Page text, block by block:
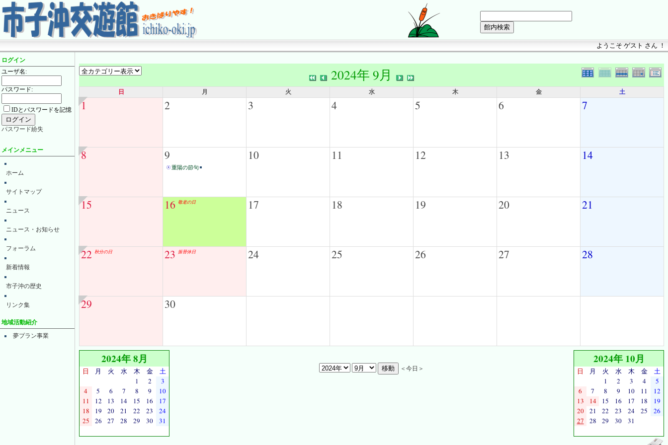
ようこそ ゲスト さん ！
ログイン
ユーザ名:
パスワード:
IDとパスワードを記憶
パスワード紛失
メインメニュー
ホーム
サイトマップ
ニュース
ニュース・お知らせ
フォーラム
新着情報
市子沖の歴史
リンク集
地域活動紹介
夢プラン事業
2024年 9月
日 月 火 水 木 金 土
1 2 3 4 5 6 7
8 9
重陽の節句
10 11 12 13 14
15 16 敬老の日 17 18 19 20 21
22 秋分の日 23 振替休日 24 25 26 27 28
29 30
＜今日＞
2024年 8月
日 月 火 水 木 金
土
1
2
3
4
5 6 7 8 9
10
11
12 13 14 15 16
17
18
19 20 21 22 23
24
25
26 27 28 29 30 31
2024年 10月
日 月 火 水 木 金
土
1
2 3 4
5
6
7 8 9 10 11
12
13
14 15 16 17 18
19
20
21 22 23 24 25
26
27
28 29 30 31